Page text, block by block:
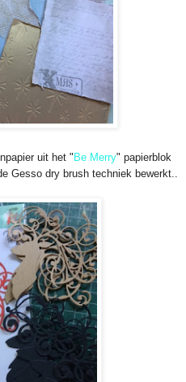
uit het " Be Merry" papierblok
Gesso dry brush techniek bewerkt..